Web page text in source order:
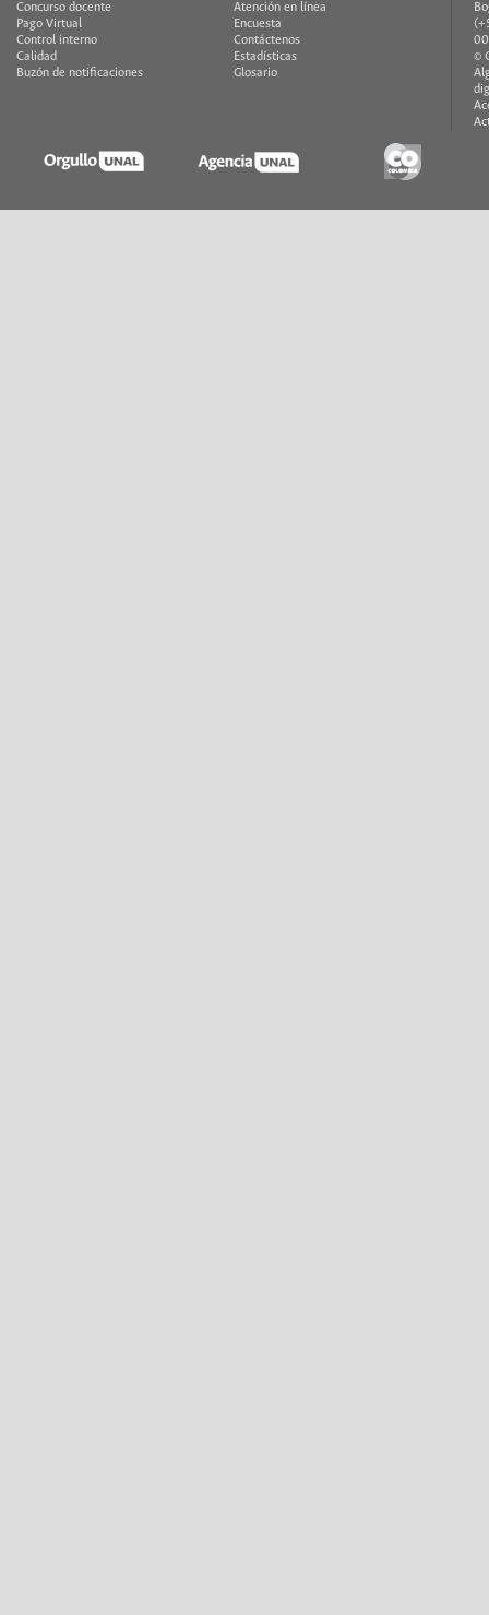
Concurso docente
Pago Virtual
Control interno
Calidad
Buzón de notificaciones
Atención en línea
Encuesta
Contáctenos
Estadísticas
Glosario
©